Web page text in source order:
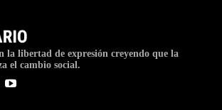
la libertad de expresión creyendo que la
el cambio social.